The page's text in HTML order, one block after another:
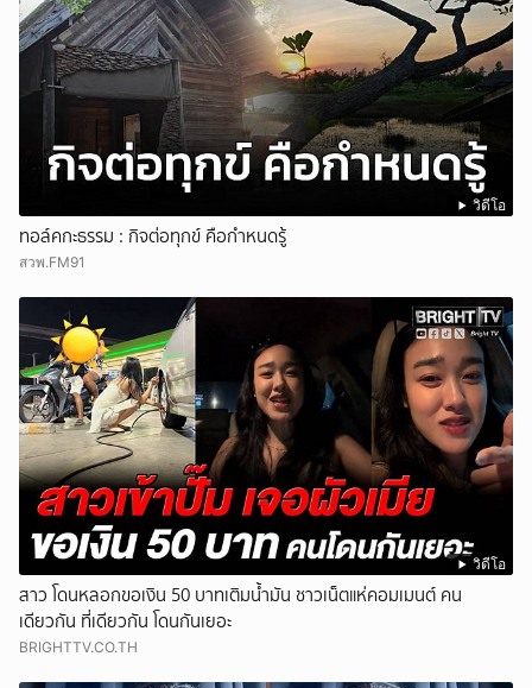
วิดีโอ
ทอล์คกะธรรม : กิจต่อทุกข์ คือกำหนดรู้
สวพ.FM91
วิดีโอ
สาว โดนหลอกขอเงิน 50 บาทเติมน้ำมัน ชาวเน็ตแห่คอมเมนต์ คน
เดียวกัน ที่เดียวกัน โดนกันเยอะ
BRIGHTTV.CO.TH